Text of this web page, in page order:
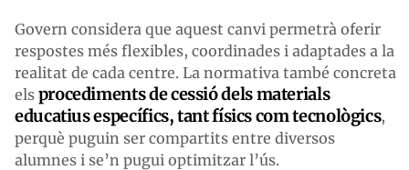
Govern considera que aquest canvi permetrà oferir
respostes més flexibles, coordinades i adaptades a la
realitat de cada centre. La normativa també concreta
els procediments de cessió dels materials
educatius específics, tant físics com tecnològics,
perquè puguin ser compartits entre diversos
alumnes i se’n pugui optimitzar l’ús.